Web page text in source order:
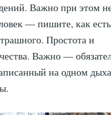
Важно при этом
— пишите, как
Простота и
Важно —
на одном